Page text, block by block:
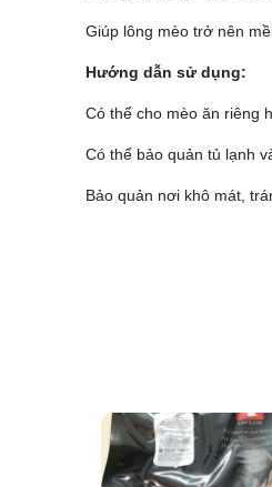
Giúp lông mèo trở nên
Hướng dẫn sử dụng:
Có thể cho mèo ăn riêng
Có thể bảo quản tủ lạnh
Bảo quản nơi khô mát,